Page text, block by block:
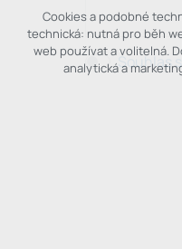
Souhlas
Přijmout
Odmítnout
Cookies a podobné
technická: nutná pro běh
web používat a volitelná.
analytická a